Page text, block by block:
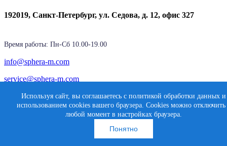
Используя сайт, вы соглашаетесь с политикой обработки данных и
использованием cookies вашего браузера. Cookies можно отключить
любой момент в настройках браузера.
Понятно
192019, Санкт-Петербург, ул. Седова, д. 12, офис 327
Время работы: Пн-Cб 10.00-19.00
info@sphera-m.com
service@sphera-m.com
Создание сайта